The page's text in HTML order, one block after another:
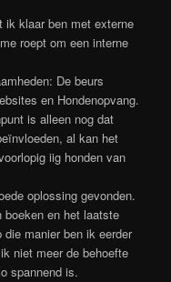
ik klaar ben met externe
roept om een interne
De beurs
en Hondenopvang.
is alleen nog dat
al kan het
iig honden van
oplossing gevonden.
boeken en het laatste
die manier ben ik eerder
niet meer de behoefte
spannend is.